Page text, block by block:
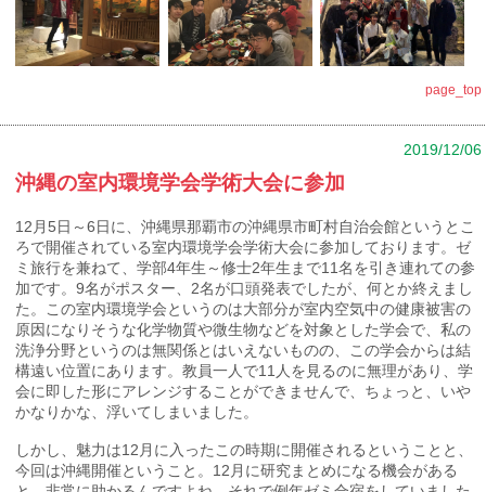
page_top
2019/12/06
沖縄の室内環境学会学術大会に参加
12月5日～6日に、沖縄県那覇市の沖縄県市町村自治会館というとこ
ろで開催されている室内環境学会学術大会に参加しております。ゼ
ミ旅行を兼ねて、学部4年生～修士2年生まで11名を引き連れての参
加です。9名がポスター、2名が口頭発表でしたが、何とか終えまし
た。この室内環境学会というのは大部分が室内空気中の健康被害の
原因になりそうな化学物質や微生物などを対象とした学会で、私の
洗浄分野というのは無関係とはいえないものの、この学会からは結
構遠い位置にあります。教員一人で11人を見るのに無理があり、学
会に即した形にアレンジすることができませんで、ちょっと、いや
かなりかな、浮いてしまいました。
しかし、魅力は12月に入ったこの時期に開催されるということと、
今回は沖縄開催ということ。12月に研究まとめになる機会がある